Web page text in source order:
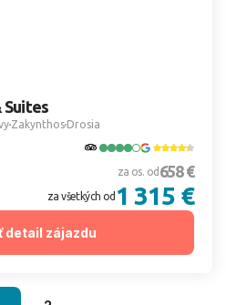
Suites
Zakynthos Drosia
za os. od 658 €
za všetkých od 1 315 €
detail zájazdu